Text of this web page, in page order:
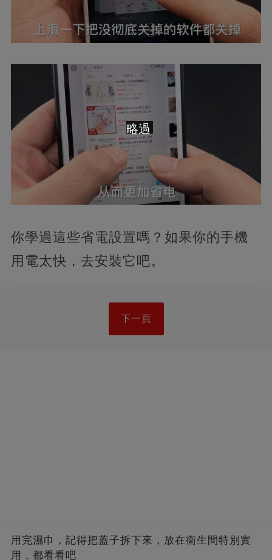
你學過這些省電設置嗎？如果你的手機
用電太快， 去安裝它吧。
下一頁
用完濕巾，記得把蓋子拆下來，放在衛生間特別實
用，都看看吧
略過